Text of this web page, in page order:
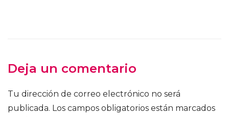
Deja un comentario
Tu dirección de correo electrónico no será
publicada. Los campos obligatorios están marcados